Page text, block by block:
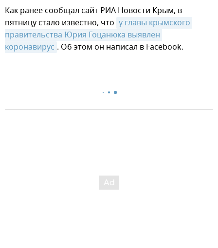
Как ранее сообщал сайт РИА Новости Крым, в
пятницу стало известно, что у главы крымского
правительства Юрия Гоцанюка выявлен
коронавирус . Об этом он написал в Facebook.